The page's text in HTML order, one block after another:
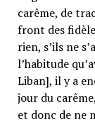
carême, de
front des
rien, sʼils ne
lʼhabitude
Liban], il y a
jour du
et donc de ne